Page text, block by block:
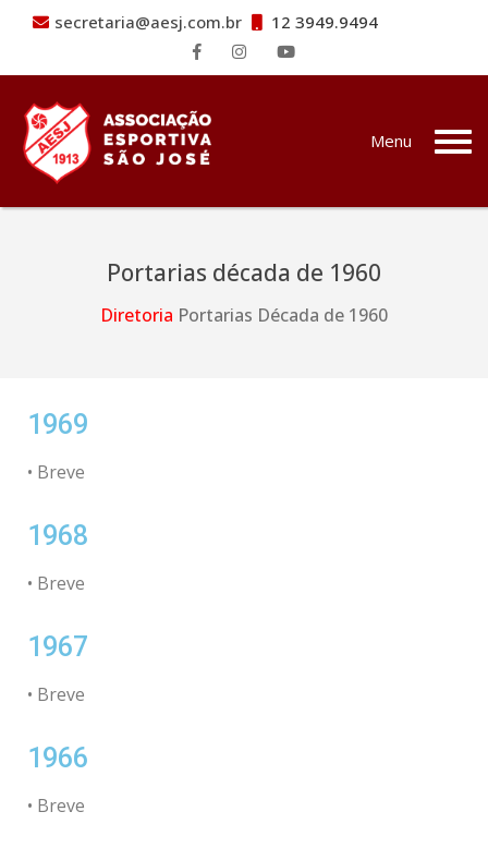
Pular para o conteúdo
secretaria@aesj.com.br 12 3949.9494
Menu
Portarias década de 1960
Diretoria Portarias Década de 1960
1969
• Breve
1968
• Breve
1967
• Breve
1966
• Breve